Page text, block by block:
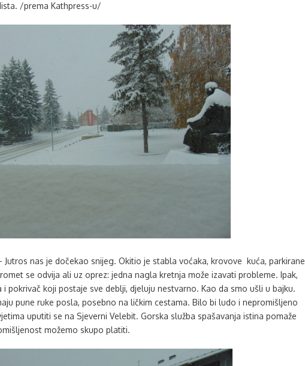
/prema Kathpress-u/
Jutros nas je dočekao snijeg. Okitio je stabla voćaka, krovove kuća, parkirane
se odvija ali uz oprez: jedna nagla kretnja može izavati probleme. Ipak,
i pokrivač koji postaje sve deblji, djeluju nestvarno. Kao da smo ušli u bajku.
pune ruke posla, posebno na ličkim cestama. Bilo bi ludo i nepromišljeno
uputiti se na Sjeverni Velebit. Gorska služba spašavanja istina pomaže
možemo skupo platiti.